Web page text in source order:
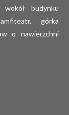
wokół budynku
górka
o nawierzchni